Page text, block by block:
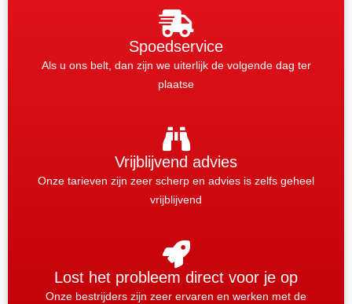
Spoedservice
Als u ons belt, dan zijn we uiterlijk de volgende dag ter
plaatse
Vrijblijvend advies
Onze tarieven zijn zeer scherp en advies is zelfs geheel
vrijblijvend
Lost het probleem direct voor je op
Onze bestrijders zijn zeer ervaren en werken met de